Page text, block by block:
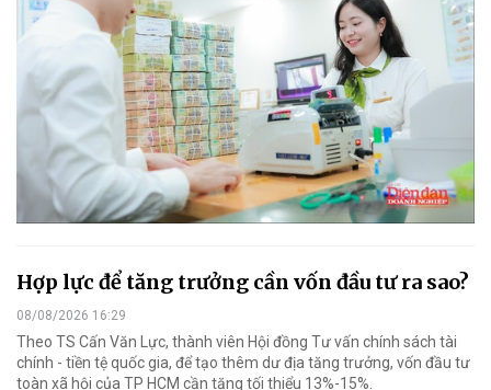
Hợp lực để tăng trưởng cần vốn đầu tư ra sao?
08/08/2026 16:29
Theo TS Cấn Văn Lực, thành viên Hội đồng Tư vấn chính sách tài
chính - tiền tệ quốc gia, để tạo thêm dư địa tăng trưởng, vốn đầu tư
toàn xã hội của TP HCM cần tăng tối thiểu 13%-15%.